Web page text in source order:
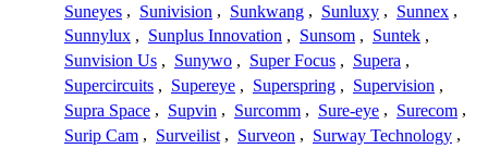
Suneyes , Sunivision , Sunkwang , Sunluxy , Sunnex ,
Sunnylux , Sunplus Innovation , Sunsom , Suntek ,
Sunvision Us , Sunywo , Super Focus , Supera ,
Supercircuits , Supereye , Superspring , Supervision ,
Supra Space , Supvin , Surcomm , Sure-eye , Surecom ,
Surip Cam , Surveilist , Surveon , Surway Technology ,